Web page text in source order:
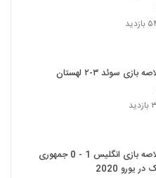
بازی سوئد ۳-۲ لهستان
خلاصه بازی انگلیس 1 - 0 جمهوری
یورو 2020